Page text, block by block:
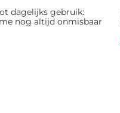
dagelijks gebruik:
nog altijd onmisbaar